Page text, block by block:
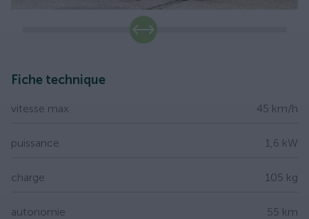
Fiche technique
vitesse max 45 km/h
puissance 1,6 kW
charge 105 kg
autonomie 55 km